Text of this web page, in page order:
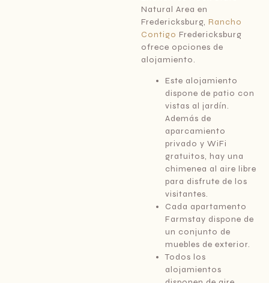
Natural Area en
Fredericksburg,Rancho
Contigo Fredericksburg
ofrece opciones de
alojamiento.
Este alojamiento
dispone de patio con
vistas al jardín.
Además de
aparcamiento
privado y WiFi
gratuitos, hay una
chimenea al aire libre
para disfrute de los
visitantes.
Cada apartamento
Farmstay dispone de
un conjunto de
muebles de exterior.
Todos los
alojamientos